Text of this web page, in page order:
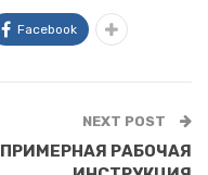
Facebook
NEXT POST
ПРИМЕРНАЯ РАБОЧАЯ